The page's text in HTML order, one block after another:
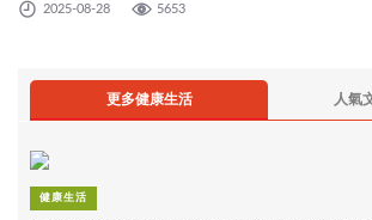
邀集產官學界與醫療體系對公共急救政策投
2025-08-28 5653
更多健康生活 人氣
健康生活